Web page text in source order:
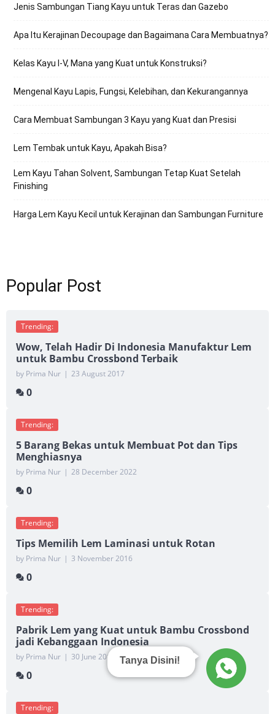
Jenis Sambungan Tiang Kayu untuk Teras dan Gazebo
Apa Itu Kerajinan Decoupage dan Bagaimana Cara Membuatnya?
Kelas Kayu I-V, Mana yang Kuat untuk Konstruksi?
Mengenal Kayu Lapis, Fungsi, Kelebihan, dan Kekurangannya
Cara Membuat Sambungan 3 Kayu yang Kuat dan Presisi
Lem Tembak untuk Kayu, Apakah Bisa?
Lem Kayu Tahan Solvent, Sambungan Tetap Kuat Setelah
Finishing
Harga Lem Kayu Kecil untuk Kerajinan dan Sambungan Furniture
Popular Post
Trending:
Wow, Telah Hadir Di Indonesia Manufaktur Lem
untuk Bambu Crossbond Terbaik
by Prima Nur | 23 August 2017
0
Trending:
5 Barang Bekas untuk Membuat Pot dan Tips
Menghiasnya
by Prima Nur | 28 December 2022
0
Trending:
Tips Memilih Lem Laminasi untuk Rotan
by Prima Nur | 3 November 2016
0
Trending:
Pabrik Lem yang Kuat untuk Bambu Crossbond
jadi Kebanggaan Indonesia
by Prima Nur | 30 June 2017
0
Trending:
Tanya Disini!